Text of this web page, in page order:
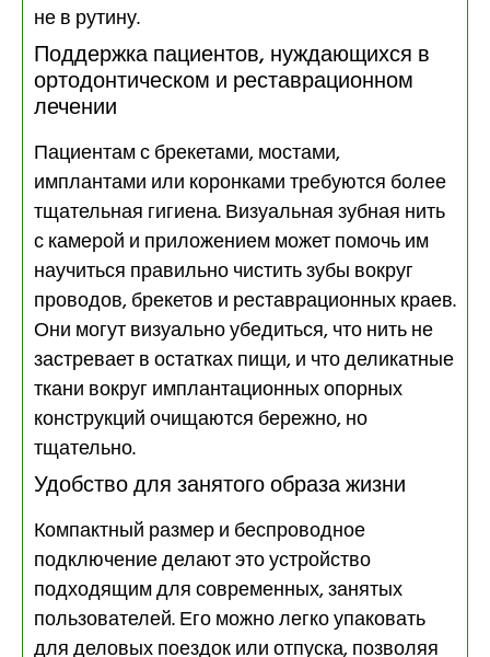
не в рутину.
Поддержка пациентов, нуждающихся в
ортодонтическом и реставрационном
лечении
Пациентам с брекетами, мостами,
имплантами или коронками требуются более
тщательная гигиена. Визуальная зубная нить
с камерой и приложением может помочь им
научиться правильно чистить зубы вокруг
проводов, брекетов и реставрационных краев.
Они могут визуально убедиться, что нить не
застревает в остатках пищи, и что деликатные
ткани вокруг имплантационных опорных
конструкций очищаются бережно, но
тщательно.
Удобство для занятого образа жизни
Компактный размер и беспроводное
подключение делают это устройство
подходящим для современных, занятых
пользователей. Его можно легко упаковать
для деловых поездок или отпуска, позволяя